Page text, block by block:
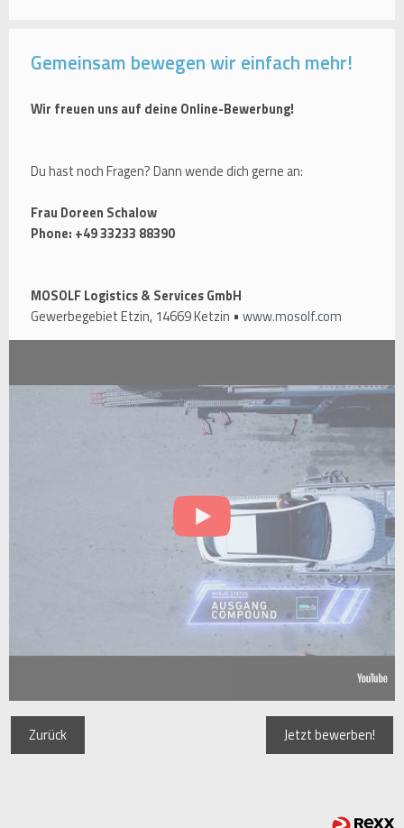
Gemeinsam bewegen wir einfach mehr!
Wir freuen uns auf deine Online-Bewerbung!
Du hast noch Fragen? Dann wende dich gerne an:
Frau Doreen Schalow
Phone: +49 33233 88390
MOSOLF Logistics & Services GmbH
Gewerbegebiet Etzin, 14669 Ketzin • www.mosolf.com
Zurück Jetzt bewerben!